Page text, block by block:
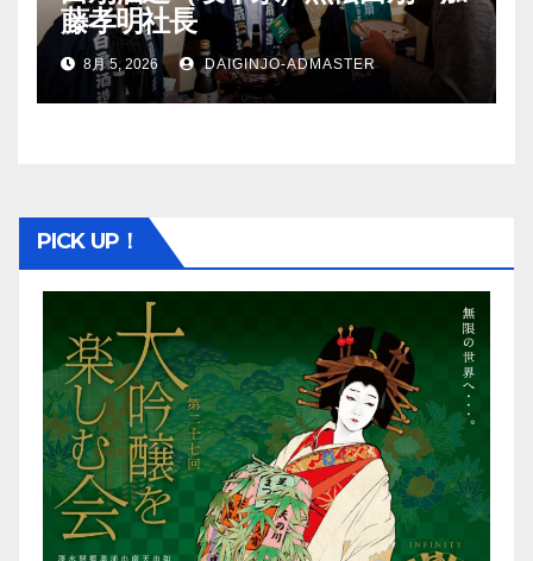
藤孝明社長
8月 5, 2026 DAIGINJO-ADMASTER
PICK UP！